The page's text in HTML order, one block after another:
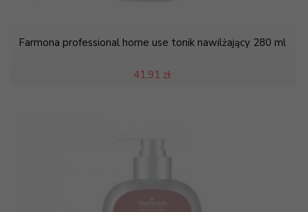
Farmona professional home use tonik nawilżający 280 ml
41,91 zł